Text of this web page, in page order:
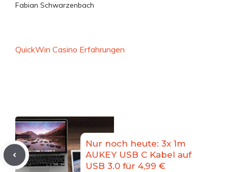
Fabian Schwarzenbach
QuickWin Casino Erfahrungen
Nur noch heute: 3x 1m
AUKEY USB C Kabel auf
USB 3.0 für 4,99 €